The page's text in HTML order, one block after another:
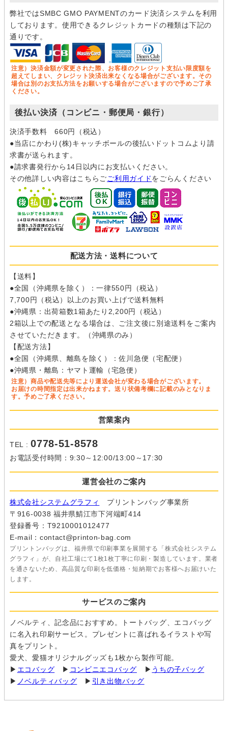
弊社ではSMBC GMO PAYMENTのカード決済システムを利用
しております。使用できるクレジットカードの種類は下記の
通りです。
注意）決済金額が変更された際、お客様のクレジット支払い限度額を
超えてしまい、クレジット決済出来なくなる場合がございます。その
場合は別のお支払方法をお願いする場合がございますので予めご了承
ください。
後払い決済（コンビニ・郵便局・銀行）
決済手数料 660円（税込）
●当店にかわり(株)キャッチボールの後払いドットコムより請
求書が送られます。
●請求書発行から14日以内にお支払いください。
その他詳しい内容はこちらごご利用ガイドをごらんください
配送方法・送料について
【送料】
●全国（沖縄県を除く）：一律550円（税込）
7,700円（税込）以上のお買い上げで送料無料
●沖縄県：出荷箱数1箱あたり2,200円（税込）
2箱以上での配送となる場合は、ご注文後に別途送料をご案内
させていただきます。（沖縄県のみ）
【配送方法】
●全国（沖縄県、離島を除く）：佐川急便（宅配便）
●沖縄県・離島：ヤマト運輸（宅急便）
注意）商品や配送先等により運送会社が変わる場合がございます。
お届けの時間指定は出来かねます。送り状備考欄に記載のみとなりま
す。予めご了承ください。
営業案内
TEL :0778-51-8578
お電話受付時間：9:30～12:00/13:00～17:30
運営会社のご案内
株式会社システムグラフィ
プリントンバッグ事業所
〒916-0038 福井県鯖江市下河端町414
登録番号：T9210001012477
E-mail：contact@printon-bag.com
プリントンバッグは、福井県で印刷事業を展開する「株式会社システム
グラフィ」が、自社工場にて1枚1枚丁寧に印刷・製造しています。業者
を通さないため、高品質な印刷を低価格・短納期でお客様へお届けいた
します。
サービスのご案内
ノベルティ、記念品におすすめ。トートバッグ、エコバッグ
に名入れ印刷サービス。プレゼントに喜ばれるイラストや写
真をプリント。
愛犬、愛猫オリジナルグッズも1枚から製作可能。
▶ エコバッグ ▶ コンビニエコバッグ ▶ うちの子バッグ
▶ ノベルティバッグ ▶ 引き出物バッグ